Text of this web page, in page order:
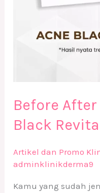
Before
Black
Artikel dan Promo
adminklinikderma9
Kamu yang sudah